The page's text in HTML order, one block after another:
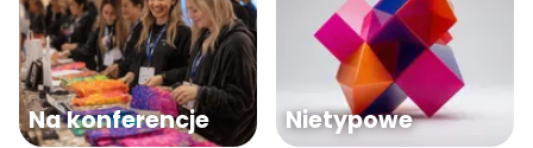
Na konferencje Nietypowe